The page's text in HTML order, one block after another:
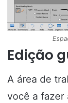
Edição
A área de
você a fazer